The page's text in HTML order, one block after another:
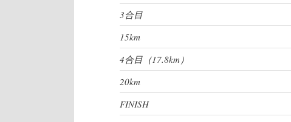
3合目
15km
4合目（17.8km）
20km
FINISH